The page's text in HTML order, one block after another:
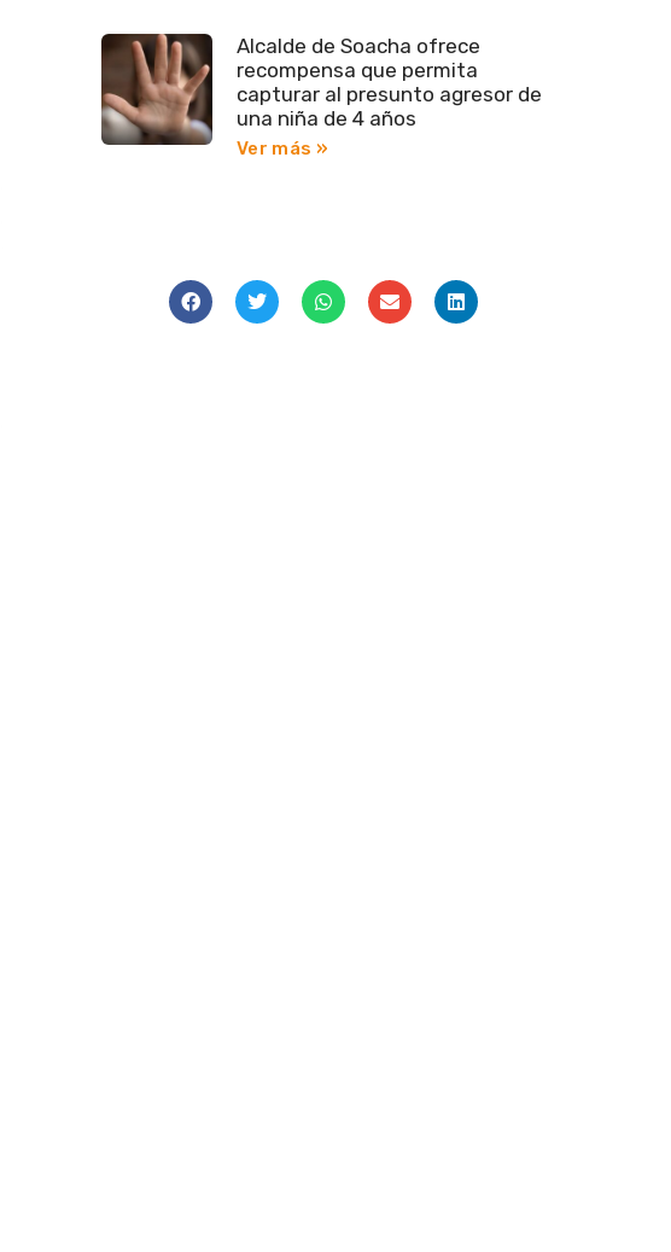
Alcalde de Soacha ofrece
recompensa que permita
capturar al presunto agresor de
una niña de 4 años
Ver más »